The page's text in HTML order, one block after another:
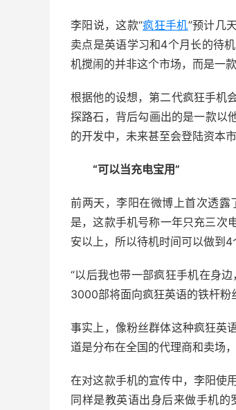
李阳说，这款“疯狂手机”预计几
卖点是英语学习和4个月长的待
机搅闹的并非这个市场，而是一款
根据他的设想，第二代疯狂手机
探路石，背后勾画出的是一款以
的开发中，未来甚至会登陆资本
“可以当充电宝用”
前两天，李阳在微博上首次透
是，这款手机号称一年只充三次
安以上，所以待机时间可以做到4
“以后我也带一部疯狂手机在身
3000部将面向疯狂英语的铁杆粉
事实上，像粉丝群体这种疯狂英
道是分布在全国的代理商和卖场
在对这款手机的宣传中，李阳使
同样是教英语出身后来做手机